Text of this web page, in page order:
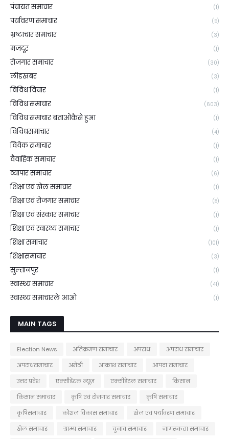
पंचायत समाचार (1)
पर्यावरण समाचार (5)
भ्रष्टाचार समाचार (3)
मजदूर (1)
रोजगार समाचार (30)
लीडखबर (3)
विविध विचार (1)
विविध समाचार (603)
विविध समाचार बताओकैसे हुआ (1)
विविधसमाचार (4)
विवेक समाचार (1)
वैवाहिक समाचार (1)
व्यापार समाचार (6)
शिक्षा एवं खेल समाचार (1)
शिक्षा एवं रोजगार समाचार (8)
शिक्षा एवं संस्कार समाचार (1)
शिक्षा एवं स्वास्थ्य समाचार (1)
शिक्षा समाचार (101)
शिक्षासमाचार (3)
सुल्तानपुर (1)
स्वास्थ्य समाचार (41)
स्वास्थ्य समाचारले आओ (1)
MAIN TAGS
Election News अतिक्रमण समाचार अपराध
अपराध समाचार
अपराधसमाचार
अमेठी आकाश समाचार
आपदा समाचार
उत्तर प्रदेश
एक्सीडेंटल न्यूज़ एक्सीडेंटल समाचार
किसान
किसान समाचार
कृषि एवं रोजगार समाचार
कृषि समाचार
कृषिसमाचार
कौशल विकास समाचार
खेल एवं पर्यावरण समाचार
खेल समाचार
ग्राम्य समाचार चुनाव समाचार
जागरूकता समाचार